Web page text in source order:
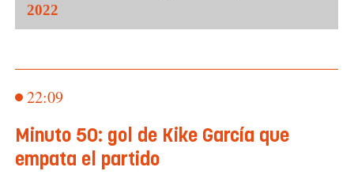
2022
22:09
Minuto 50: gol de Kike García que
empata el partido